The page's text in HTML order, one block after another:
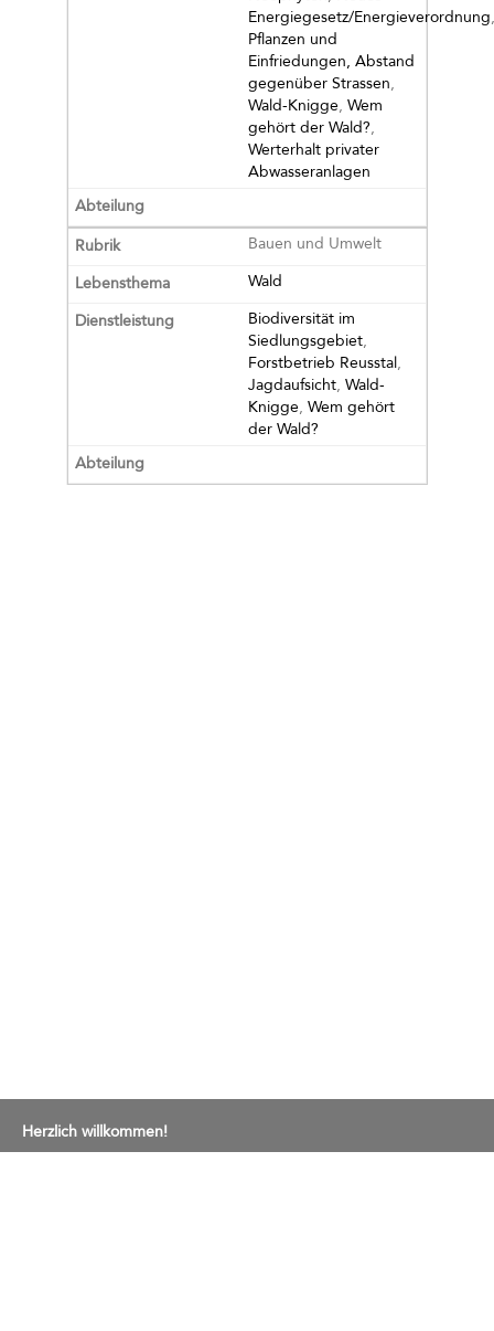
Energiegesetz/Energieverordnung,
Pflanzen und
Einfriedungen, Abstand
gegenüber Strassen,
Wald-Knigge, Wem
gehört der Wald?,
Werterhalt privater
Abwasseranlagen
Bauen und Umwelt
Wald
Biodiversität im
Siedlungsgebiet,
Forstbetrieb Reusstal,
Jagdaufsicht, Wald-
Knigge, Wem gehört
der Wald?
Herzlich willkommen!